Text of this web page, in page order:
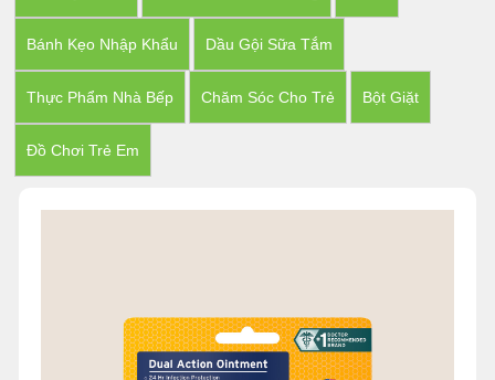
Bánh Kẹo Nhập Khẩu Dầu Gội Sữa Tắm
Thực Phẩm Nhà Bếp Chăm Sóc Cho Trẻ Bột Giặt
Đồ Chơi Trẻ Em